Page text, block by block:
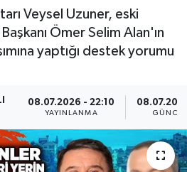
Veysel Uzuner, eski
Ömer Selim Alan'ın
yaptığı destek yorumu
08.07.2026 - 22:10
YAYINLANMA